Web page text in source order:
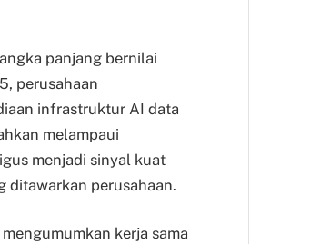
panjang bernilai
perusahaan
infrastruktur AI data
melampaui
menjadi sinyal kuat
ditawarkan perusahaan.
kerja sama